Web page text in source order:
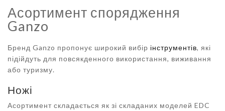
Асортимент спорядження
Ganzo
Бренд Ganzo пропонує широкий вибір інструментів, які
підійдуть для повсякденного використання, виживання
або туризму.
Ножі
Асортимент складається як зі складаних моделей EDC